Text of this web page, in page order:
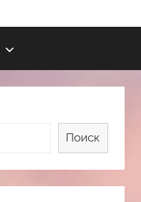
Поиск